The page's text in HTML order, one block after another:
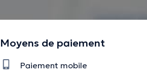
Moyens de paiement
Paiement mobile